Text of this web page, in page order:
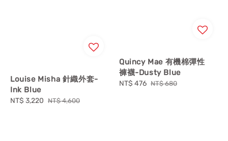
Louise Misha 針織外套-
Ink Blue
Sale
NT$ 3,220 Regular
NT$ 4,600
Quincy Mae 有機棉彈性
褲襪-Dusty Blue
Sale
NT$ 476 Regular
NT$ 680